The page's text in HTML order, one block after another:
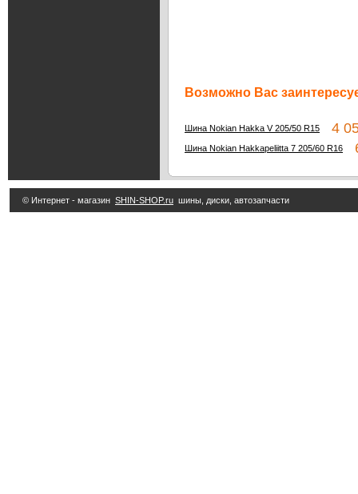
Возможно Вас
Шина Nokian Hakka V 205/50 R15 4
Шина Nokian Hakkapeliitta 7 205/60 R16
© Интернет - магазин SHIN-SHOP.ru шины, диски, автозапчасти